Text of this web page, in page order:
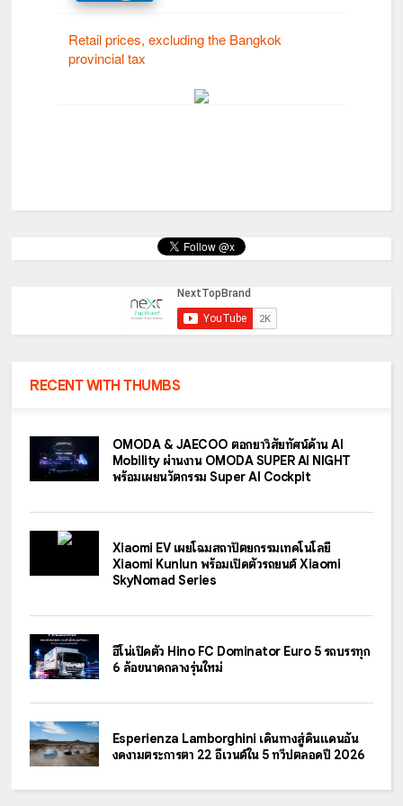
RECENT WITH THUMBS
OMODA & JAECOO ตอกย้ำวิสัยทัศน์ด้าน AI
Mobility ผ่านงาน OMODA SUPER AI NIGHT
พร้อมเผยนวัตกรรม Super AI Cockpit
Xiaomi EV เผยโฉมสถาปัตยกรรมเทคโนโลยี
Xiaomi Kunlun พร้อมเปิดตัวรถยนต์ Xiaomi
SkyNomad Series
ฮีโน่เปิดตัว Hino FC Dominator Euro 5 รถบรรทุก
6 ล้อขนาดกลางรุ่นใหม่
Esperienza Lamborghini เดินทางสู่ดินแดนอัน
งดงามตระการตา 22 อีเวนต์ใน 5 ทวีปตลอดปี 2026